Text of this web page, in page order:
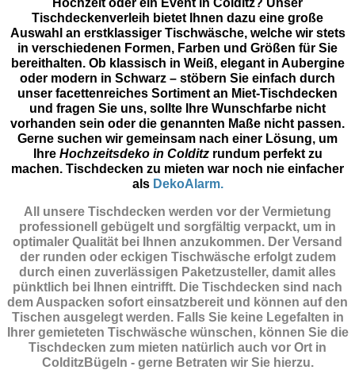
Tischdeckenverleih bietet Ihnen dazu eine große
Auswahl an erstklassiger Tischwäsche, welche wir stets
in verschiedenen Formen, Farben und Größen für Sie
bereithalten. Ob klassisch in Weiß, elegant in Aubergine
oder modern in Schwarz – stöbern Sie einfach durch
unser facettenreiches Sortiment an Miet-Tischdecken
und fragen Sie uns, sollte Ihre Wunschfarbe nicht
vorhanden sein oder die genannten Maße nicht passen.
Gerne suchen wir gemeinsam nach einer Lösung, um
Ihre Hochzeitsdeko in Colditzrundum perfekt zu
machen. Tischdecken zu mieten war noch nie einfacher
als DekoAlarm.
All unsere Tischdecken werden vor der Vermietung
professionell gebügelt und sorgfältig verpackt, um in
optimaler Qualität bei Ihnen anzukommen. Der Versand
der runden oder eckigen Tischwäsche erfolgt zudem
durch einen zuverlässigen Paketzusteller, damit alles
pünktlich bei Ihnen eintrifft. Die Tischdecken sind nach
dem Auspacken sofort einsatzbereit und können auf den
Tischen ausgelegt werden. Falls Sie keine Legefalten in
Ihrer gemieteten Tischwäsche wünschen, können Sie die
Tischdecken zum mieten natürlich auch vor Ort in
ColditzBügeln - gerne Betraten wir Sie hierzu.